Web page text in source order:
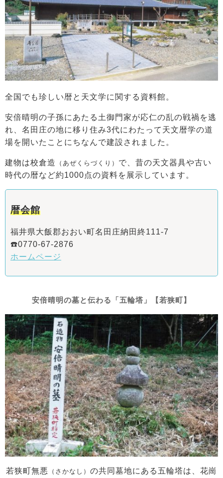
全国でも珍しい暦と天文学に関する資料館。
安倍晴明の子孫にあたる土御門家が応仁の乱の戦禍を逃
れ、名田庄の地に移り住み3代にわたって天文暦学の道
場を開いたことにちなんで建設されました。
建物は校倉造 （あぜくらづくり） で、昔の天文器具や古い
時代の暦など約1000点の資料を展示しています。
暦会館
福井県大飯郡おおい町名田庄納田終111-7
☎️0770-67-2876
ホームページ
安倍晴明の墓と伝わる「五輪塔」【若狭町】
若狭町無悪 （さかなし） の共同墓地にある五輪塔は、花崗